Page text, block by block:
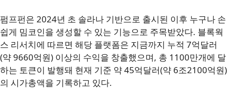
펌프펀은 2024년 초 솔라나 기반으로 출시된 이후 누구나 손
쉽게 밈코인을 생성할 수 있는 기능으로 주목받았다. 블록웍
스 리서치에 따르면 해당 플랫폼은 지금까지 누적 7억달러
(약 9660억원) 이상의 수익을 창출했으며, 총 1100만개에 달
하는 토큰이 발행돼 현재 기준 약 45억달러(약 6조2100억원)
의 시가총액을 기록하고 있다.